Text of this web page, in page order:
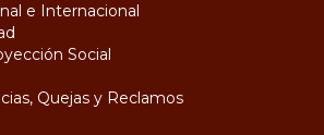
e Internacional
Social
Quejas y Reclamos